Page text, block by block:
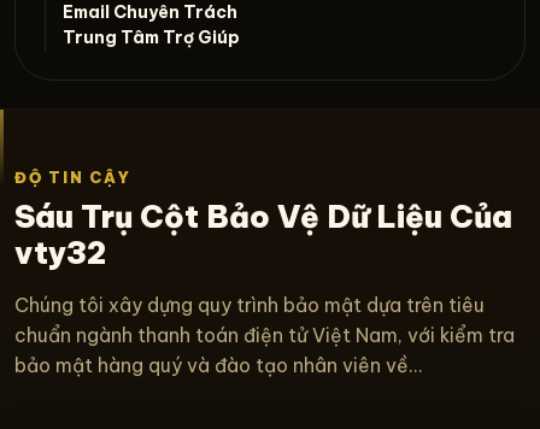
Email Chuyên Trách
Trung Tâm Trợ Giúp
ĐỘ TIN CẬY
Sáu Trụ Cột Bảo Vệ Dữ Liệu Của
vty32
Chúng tôi xây dựng quy trình bảo mật dựa trên tiêu
chuẩn ngành thanh toán điện tử Việt Nam, với kiểm tra
bảo mật hàng quý và đào tạo nhân viên về...